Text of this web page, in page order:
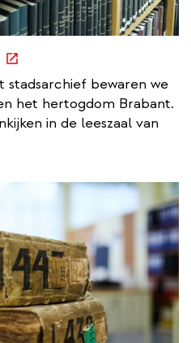
bewaren we
het hertogdom Brabant.
in de leeszaal van